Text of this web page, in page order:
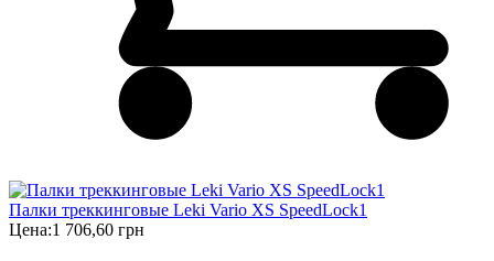
Палки треккинговые Leki Vario XS SpeedLock1
Цена:1 706,60 грн